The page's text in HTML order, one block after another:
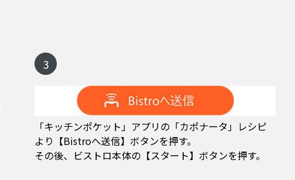
3
「キッチンポケット」アプリの「カポナータ」レシピ
より【Bistroへ送信】ボタンを押す。
その後、ビストロ本体の【スタート】ボタンを押す。